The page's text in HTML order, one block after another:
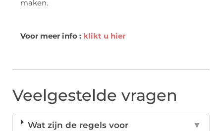
maken.
Voor meer info : klikt u hier
Veelgestelde vragen
Wat zijn de regels voor
▼